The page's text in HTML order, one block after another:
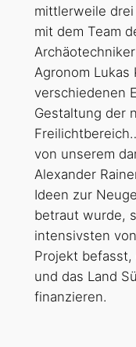
mittlerweile
mit dem Team
Agronom Lukas
verschiedenen
Gestaltung der
von unserem
Alexander
Ideen zur
betraut wurde,
intensivsten
Projekt befasst,
und das Land
finanzieren.